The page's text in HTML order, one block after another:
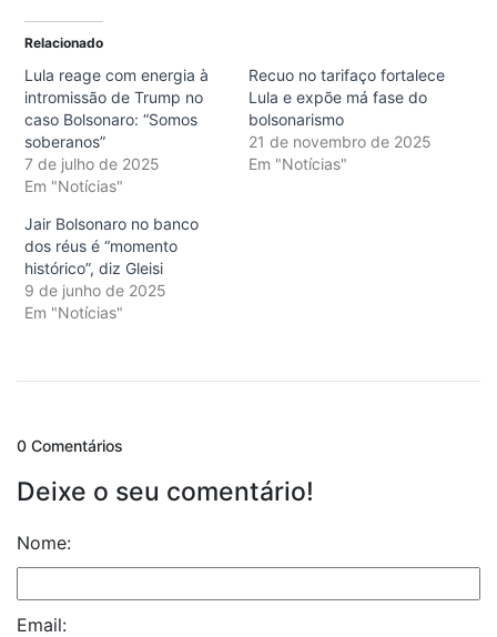
Relacionado
Lula reage com energia à
intromissão de Trump no
caso Bolsonaro: “Somos
soberanos”
7 de julho de 2025
Em "Notícias"
Recuo no tarifaço fortalece
Lula e expõe má fase do
bolsonarismo
21 de novembro de 2025
Em "Notícias"
Jair Bolsonaro no banco
dos réus é “momento
histórico”, diz Gleisi
9 de junho de 2025
Em "Notícias"
0 Comentários
Deixe o seu comentário!
Nome:
Email: